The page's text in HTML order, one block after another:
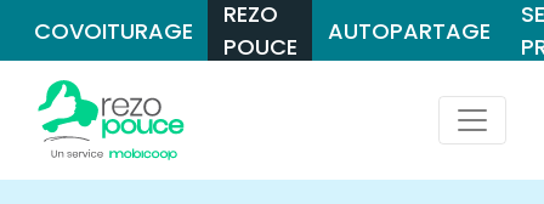
COVOITURAGE
REZO
POUCE
AUTOPARTAGE